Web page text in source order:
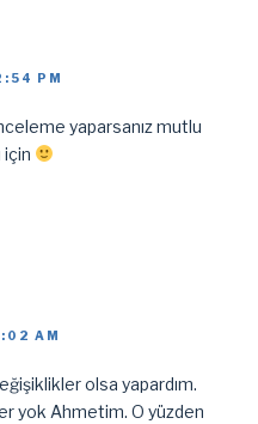
PM
yaparsanız mutlu
için
AM
olsa yapardım.
yok Ahmetim. O yüzden